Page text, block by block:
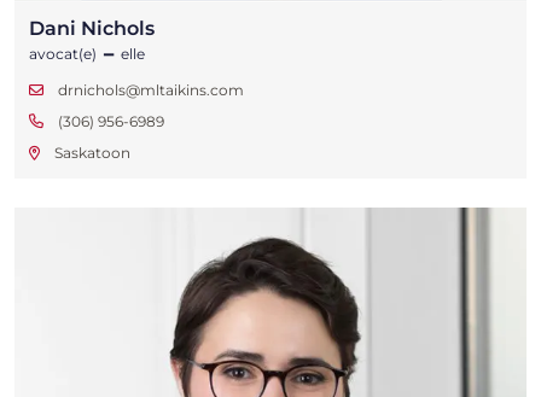
Dani Nichols
avocat(e) - elle
drnichols@mltaikins.com
(306) 956-6989
Saskatoon